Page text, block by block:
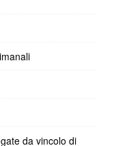
da vincolo di